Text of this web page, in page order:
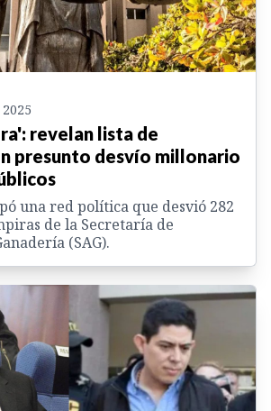
revelan lista de
presunto desvío millonario
una red política que desvió 282
de la Secretaría de
(SAG).